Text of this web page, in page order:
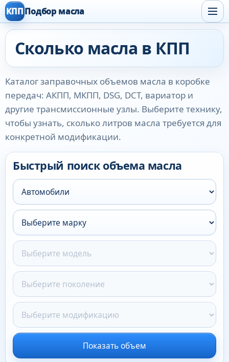
КПППодбор масла
Сколько масла в КПП
Каталог заправочных объемов масла в коробке
передач: АКПП, МКПП, DSG, DCT, вариатор и
другие трансмиссионные узлы. Выберите технику,
чтобы узнать, сколько литров масла требуется для
конкретной модификации.
Быстрый поиск объема масла
Показать объем